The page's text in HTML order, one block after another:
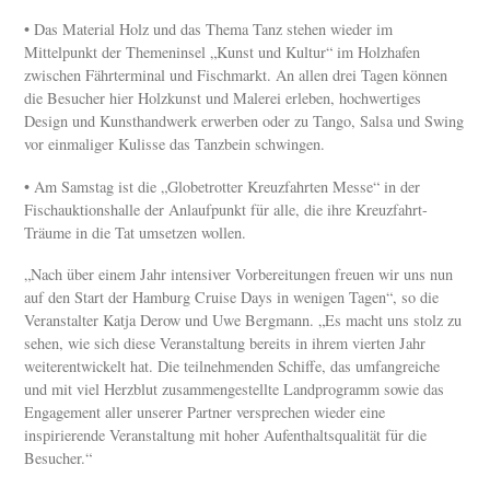
• Das Material Holz und das Thema Tanz stehen wieder im
Mittelpunkt der Themeninsel „Kunst und Kultur“ im Holzhafen
zwischen Fährterminal und Fischmarkt. An allen drei Tagen können
die Besucher hier Holzkunst und Malerei erleben, hochwertiges
Design und Kunsthandwerk erwerben oder zu Tango, Salsa und Swing
vor einmaliger Kulisse das Tanzbein schwingen.
• Am Samstag ist die „Globetrotter Kreuzfahrten Messe“ in der
Fischauktionshalle der Anlaufpunkt für alle, die ihre Kreuzfahrt-
Träume in die Tat umsetzen wollen.
„Nach über einem Jahr intensiver Vorbereitungen freuen wir uns nun
auf den Start der Hamburg Cruise Days in wenigen Tagen“, so die
Veranstalter Katja Derow und Uwe Bergmann. „Es macht uns stolz zu
sehen, wie sich diese Veranstaltung bereits in ihrem vierten Jahr
weiterentwickelt hat. Die teilnehmenden Schiffe, das umfangreiche
und mit viel Herzblut zusammengestellte Landprogramm sowie das
Engagement aller unserer Partner versprechen wieder eine
inspirierende Veranstaltung mit hoher Aufenthaltsqualität für die
Besucher.“